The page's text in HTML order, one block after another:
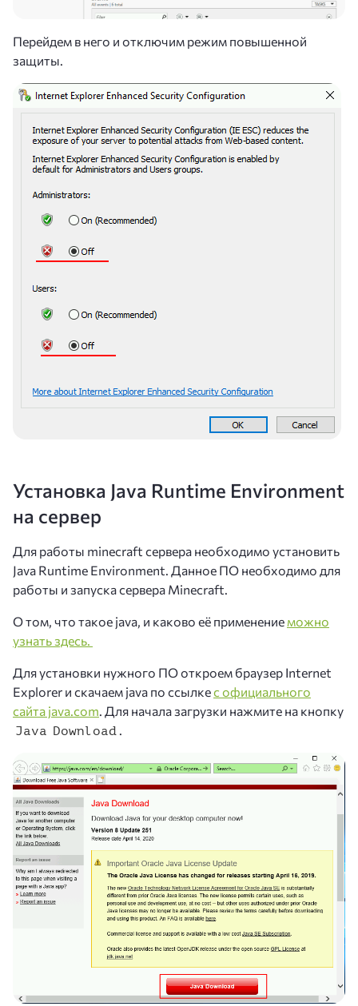
Перейдем в него и отключим режим повышенной
защиты.
Установка Java Runtime Environment
на сервер
Для работы minecraft сервера необходимо установить
Java Runtime Environment. Данное ПО необходимо для
работы и запуска сервера Minecraft.
О том, что такое java, и каково её применение можно
узнать здесь.
Для установки нужного ПО откроем браузер Internet
Explorer и скачаем java по ссылкес официального
сайта java.com . Для начала загрузки нажмите на кнопку
Java Download